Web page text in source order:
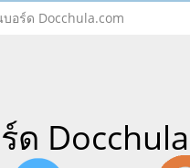
อร์ด Docchula.com